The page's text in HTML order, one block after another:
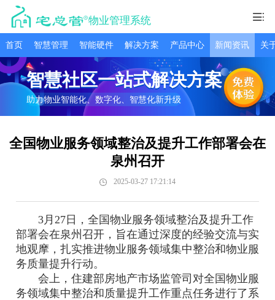
物业管理系统
首页 智慧管理 智能硬件 解决方案 产品中心 新闻资讯 关
智慧社区一站式解决方案
助力物业智能化、数字化、智慧化新升级
全国物业服务领域整治及提升工作部署会在
泉州召开
2025-03-27 17:21:14
3月27日，全国物业服务领域整治及提升工作
部署会在泉州召开，旨在通过深度的经验交流与实
地观摩，扎实推进物业服务领域集中整治和物业服
务质量提升行动。
会上，住建部房地产市场监管司对全国物业服
务领域集中整治和质量提升工作重点任务进行了系